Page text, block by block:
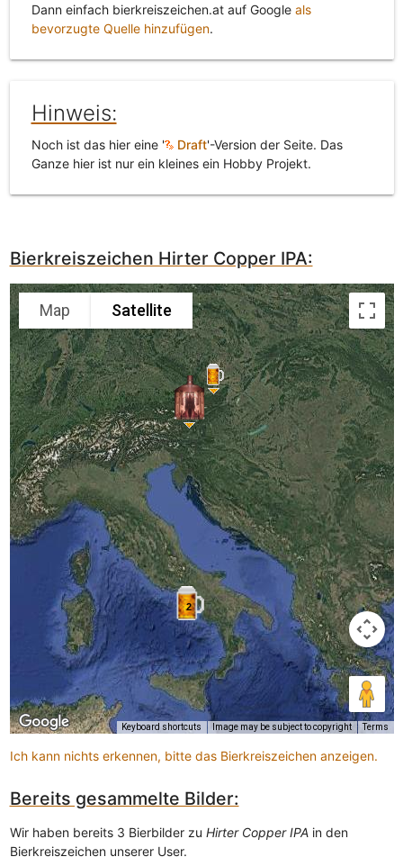
Dann einfach bierkreiszeichen.at auf Google als
bevorzugte Quelle hinzufügen.
Hinweis:
Noch ist das hier eine ' Draft'-Version der Seite. Das
Ganze hier ist nur ein kleines ein Hobby Projekt.
Bierkreiszeichen Hirter Copper IPA:
2
Map Satellite
Keyboard shortcuts Image may be subject to copyright Terms
Ich kann nichts erkennen, bitte das Bierkreiszeichen anzeigen.
Bereits gesammelte Bilder:
Wir haben bereits 3 Bierbilder zu Hirter Copper IPAin den
Bierkreiszeichen unserer User.